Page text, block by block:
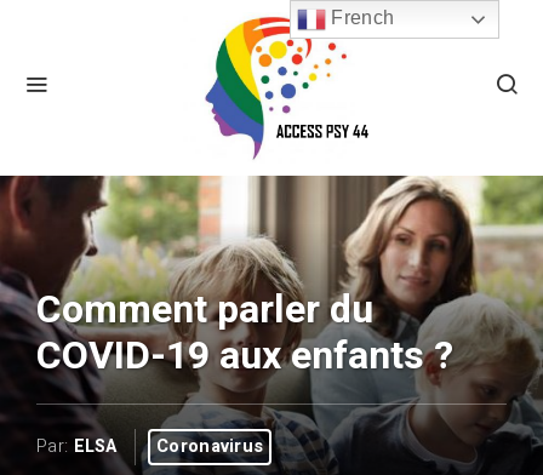
Comment parler du
COVID-19 aux enfants ?
Par: ELSA Coronavirus
French